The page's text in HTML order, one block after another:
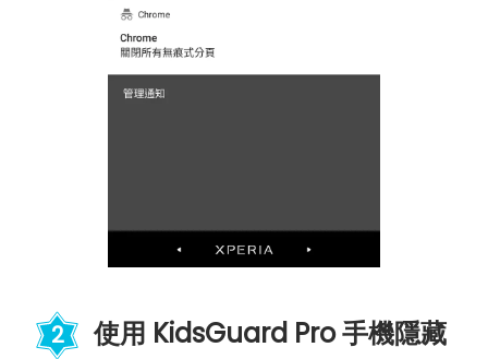
2
使用 KidsGuard Pro 手機隱藏